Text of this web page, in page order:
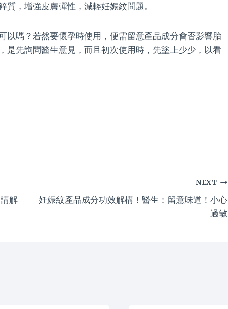
，增強皮膚彈性，減輕妊娠紋問題。
以嗎？若然要懷孕時使用，便需留意產品成分會否影響胎
是先詢問醫生意見，而且初次使用時，先塗上少少，以看
解
NEXT
妊娠紋產品成分功效解構！醫生：留意味道！小心
過敏